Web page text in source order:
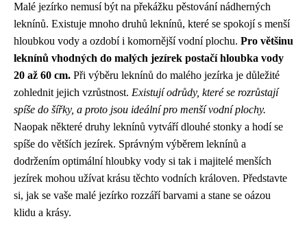
Malé jezírko nemusí být na překážku pěstování nádherných
leknínů. Existuje mnoho druhů leknínů, které se spokojí s menší
hloubkou vody a ozdobí i komornější vodní plochu. Pro většinu
leknínů vhodných do malých jezírek postačí hloubka vody
20 až 60 cm. Při výběru leknínů do malého jezírka je důležité
zohlednit jejich vzrůstnost. Existují odrůdy, které se rozrůstají
spíše do šířky, a proto jsou ideální pro menší vodní plochy.
Naopak některé druhy leknínů vytváří dlouhé stonky a hodí se
spíše do větších jezírek. Správným výběrem leknínů a
dodržením optimální hloubky vody si tak i majitelé menších
jezírek mohou užívat krásu těchto vodních královen. Představte
si, jak se vaše malé jezírko rozzáří barvami a stane se oázou
klidu a krásy.